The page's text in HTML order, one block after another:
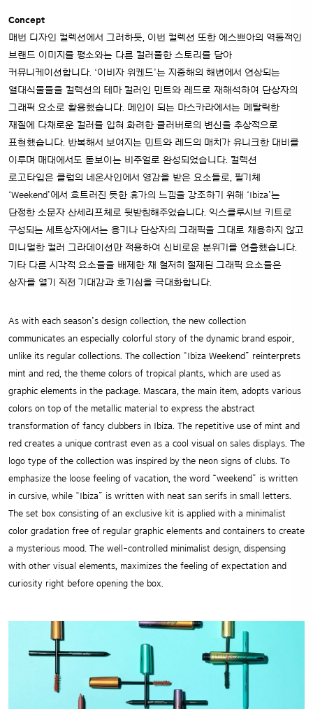
Concept
매번 디자인 컬렉션에서 그러하듯, 이번 컬렉션 또한 에스쁘아의 역동적인
브랜드 이미지를 평소와는 다른 컬러풀한 스토리를 담아
커뮤니케이션합니다. ‘이비자 위켄드’는 지중해의 해변에서 연상되는
열대식물들을 컬렉션의 테마 컬러인 민트와 레드로 재해석하여 단상자의
그래픽 요소로 활용했습니다. 메인이 되는 마스카라에서는 메탈릭한
재질에 다채로운 컬러를 입혀 화려한 클러버로의 변신을 추상적으로
표현했습니다. 반복해서 보여지는 민트와 레드의 매치가 유니크한 대비를
이루며 매대에서도 돋보이는 비주얼로 완성되었습니다. 컬렉션
로고타입은 클럽의 네온사인에서 영감을 받은 요소들로, 필기체
‘Weekend’에서 흐트러진 듯한 휴가의 느낌을 강조하기 위해 ‘Ibiza’는
단정한 소문자 산세리프체로 뒷받침해주었습니다. 익스클루시브 키트로
구성되는 세트상자에서는 용기나 단상자의 그래픽을 그대로 채용하지 않고
미니멀한 컬러 그라데이션만 적용하여 신비로운 분위기를 연출했습니다.
기타 다른 시각적 요소들을 배제한 채 철저히 절제된 그래픽 요소들은
상자를 열기 직전 기대감과 호기심을 극대화합니다.
As with each season’s design collection, the new collection
communicates an especially colorful story of the dynamic brand espoir,
unlike its regular collections. The collection “Ibiza Weekend” reinterprets
mint and red, the theme colors of tropical plants, which are used as
graphic elements in the package. Mascara, the main item, adopts various
colors on top of the metallic material to express the abstract
transformation of fancy clubbers in Ibiza. The repetitive use of mint and
red creates a unique contrast even as a cool visual on sales displays. The
logo type of the collection was inspired by the neon signs of clubs. To
emphasize the loose feeling of vacation, the word “weekend” is written
in cursive, while “Ibiza” is written with neat san serifs in small letters.
The set box consisting of an exclusive kit is applied with a minimalist
color gradation free of regular graphic elements and containers to create
a mysterious mood. The well-controlled minimalist design, dispensing
with other visual elements, maximizes the feeling of expectation and
curiosity right before opening the box.